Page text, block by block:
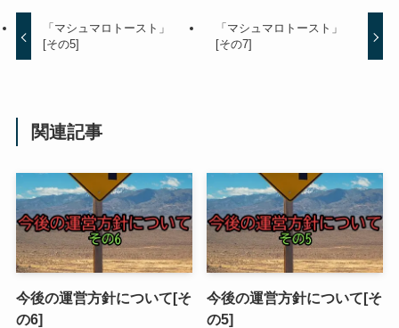
「マシュマロトースト」
[その5]
「マシュマロトースト」
[その7]
関連記事
今後の運営方針について[そ
の6]
今後の運営方針について[そ
の5]